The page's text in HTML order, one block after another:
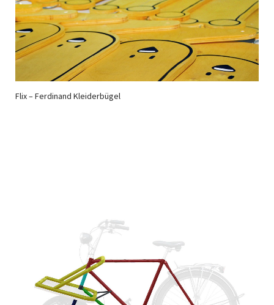
Flix – Ferdinand Kleiderbügel